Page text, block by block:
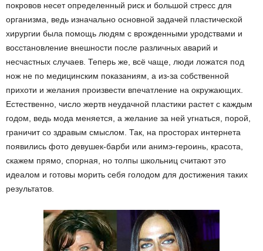
покровов несет определенный риск и большой стресс для
организма, ведь изначально основной задачей пластической
хирургии была помощь людям с врожденными уродствами и
восстановление внешности после различных аварий и
несчастных случаев. Теперь же, всё чаще, люди ложатся под
нож не по медицинским показаниям, а из-за собственной
прихоти и желания произвести впечатление на окружающих.
Естественно, число жертв неудачной пластики растет с каждым
годом, ведь мода меняется, а желание за ней угнаться, порой,
граничит со здравым смыслом. Так, на просторах интернета
появились фото девушек-барби или анимэ-героинь, красота,
скажем прямо, спорная, но толпы школьниц считают это
идеалом и готовы морить себя голодом для достижения таких
результатов.